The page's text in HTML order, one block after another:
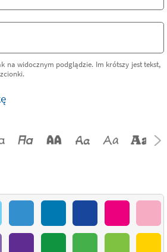
na widocznym podglądzie. Im krótszy jest tekst,